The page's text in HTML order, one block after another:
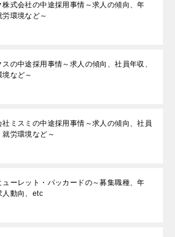
株式会社の中途採用事情～求人の傾向、年
労環境など～
スの中途採用事情～求人の傾向、社員年収、
境など～
社ミスミの中途採用事情～求人の傾向、社員
就労環境など～
ューレット・パッカードの～募集職種、年
人動向、etc